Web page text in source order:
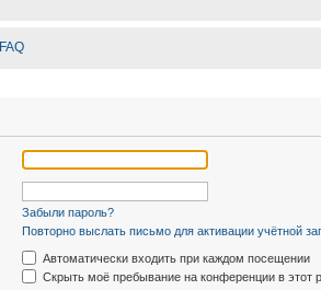
FAQ
Забыли пароль?
Повторно выслать письмо для активации учётной
Автоматически входить при каждом посещении
Скрыть моё пребывание на конференции в этот